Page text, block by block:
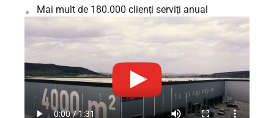
Mai mult de 180.000 clienți serviți anual